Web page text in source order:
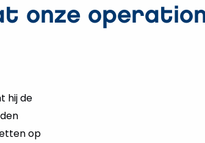
onze
hij de
op